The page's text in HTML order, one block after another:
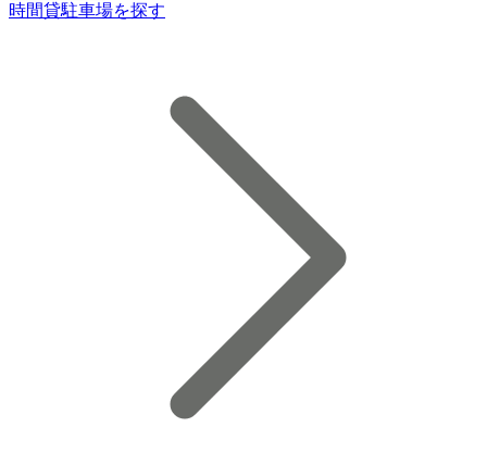
時間貸駐車場を探す